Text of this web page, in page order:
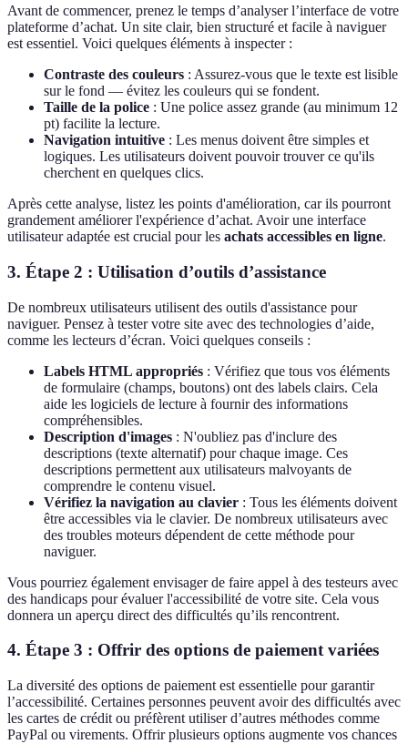
Avant de commencer, prenez le temps d’analyser l’interface de votre
plateforme d’achat. Un site clair, bien structuré et facile à naviguer
est essentiel. Voici quelques éléments à inspecter :
Contraste des couleurs : Assurez-vous que le texte est lisible
sur le fond — évitez les couleurs qui se fondent.
Taille de la police : Une police assez grande (au minimum 12
pt) facilite la lecture.
Navigation intuitive : Les menus doivent être simples et
logiques. Les utilisateurs doivent pouvoir trouver ce qu'ils
cherchent en quelques clics.
Après cette analyse, listez les points d'amélioration, car ils pourront
grandement améliorer l'expérience d’achat. Avoir une interface
utilisateur adaptée est crucial pour les achats accessibles en ligne.
3. Étape 2 : Utilisation d’outils d’assistance
De nombreux utilisateurs utilisent des outils d'assistance pour
naviguer. Pensez à tester votre site avec des technologies d’aide,
comme les lecteurs d’écran. Voici quelques conseils :
Labels HTML appropriés : Vérifiez que tous vos éléments
de formulaire (champs, boutons) ont des labels clairs. Cela
aide les logiciels de lecture à fournir des informations
compréhensibles.
Description d'images : N'oubliez pas d'inclure des
descriptions (texte alternatif) pour chaque image. Ces
descriptions permettent aux utilisateurs malvoyants de
comprendre le contenu visuel.
Vérifiez la navigation au clavier : Tous les éléments doivent
être accessibles via le clavier. De nombreux utilisateurs avec
des troubles moteurs dépendent de cette méthode pour
naviguer.
Vous pourriez également envisager de faire appel à des testeurs avec
des handicaps pour évaluer l'accessibilité de votre site. Cela vous
donnera un aperçu direct des difficultés qu’ils rencontrent.
4. Étape 3 : Offrir des options de paiement variées
La diversité des options de paiement est essentielle pour garantir
l’accessibilité. Certaines personnes peuvent avoir des difficultés avec
les cartes de crédit ou préfèrent utiliser d’autres méthodes comme
PayPal ou virements. Offrir plusieurs options augmente vos chances